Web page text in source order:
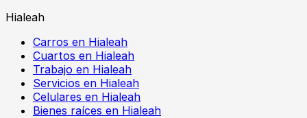
Hialeah
Carros en Hialeah
Cuartos en Hialeah
Trabajo en Hialeah
Servicios en Hialeah
Celulares en Hialeah
Bienes raíces en Hialeah